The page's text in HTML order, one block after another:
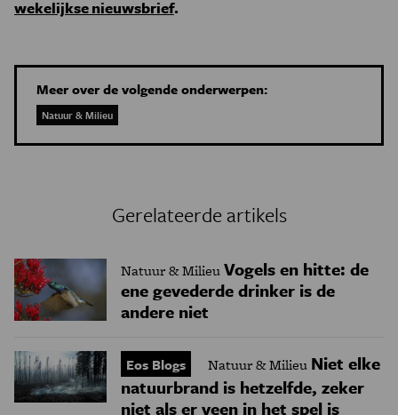
wekelijkse nieuwsbrief.
Meer over de volgende onderwerpen:
Natuur & Milieu
Gerelateerde artikels
Natuur & MilieuVogels en hitte: de
ene gevederde drinker is de
andere niet
Eos Blogs Natuur & Milieu Niet elke
natuurbrand is hetzelfde, zeker
niet als er veen in het spel is